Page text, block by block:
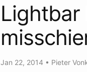
Lightbar
Jan 22, 2014 • Pieter